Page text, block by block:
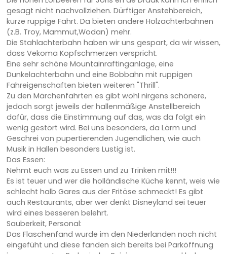
gesagt nicht nachvollziehen. Dürftiger Anstehbereich,
kurze ruppige Fahrt. Da bieten andere Holzachterbahnen
(z.B. Troy, Mammut,Wodan) mehr.
Die Stahlachterbahn haben wir uns gespart, da wir wissen,
dass Vekoma Kopfschmerzen verspricht.
Eine sehr schöne Mountainraftinganlage, eine
Dunkelachterbahn und eine Bobbahn mit ruppigen
Fahreigenschaften bieten weiteren "Thrill".
Zu den Märchenfahrten es gibt wohl nirgens schönere,
jedoch sorgt jeweils der hallenmäßige Anstellbereich
dafür, dass die Einstimmung auf das, was da folgt ein
wenig gestört wird. Bei uns besonders, da Lärm und
Geschrei von pupertierenden Jugendlichen, wie auch
Musik in Hallen besonders Lustig ist.
Das Essen:
Nehmt euch was zu Essen und zu Trinken mit!!!
Es ist teuer und wer die holländische Küche kennt, weis wie
schlecht halb Gares aus der Fritöse schmeckt! Es gibt
auch Restaurants, aber wer denkt Disneyland sei teuer
wird eines besseren belehrt.
Sauberkeit, Personal:
Das Flaschenfand wurde im den Niederlanden noch nicht
eingefüht und diese fanden sich bereits bei Parköffnung